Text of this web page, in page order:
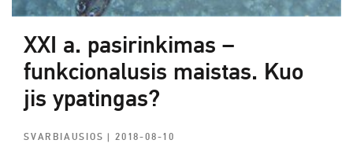
XXI a. pasirinkimas –
funkcionalusis maistas. Kuo
jis ypatingas?
SVARBIAUSIOS | 2018-08-10